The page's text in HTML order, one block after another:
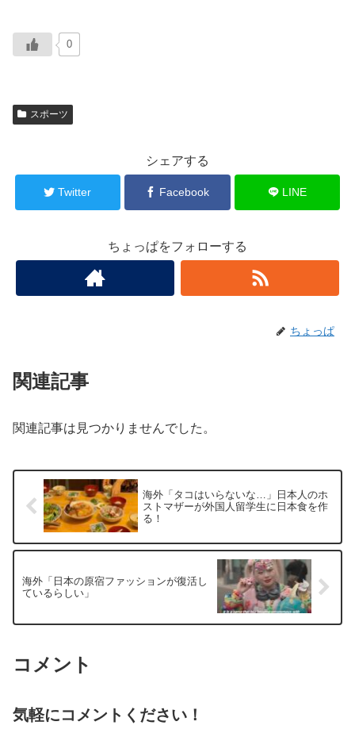
0
スポーツ
シェアする
Twitter Facebook LINE
ちょっぱをフォローする
ちょっぱ
関連記事
関連記事は見つかりませんでした。
海外「タコはいらないな…」日本人のホ
ストマザーが外国人留学生に日本食を作
る！
海外「日本の原宿ファッションが復活し
ているらしい」
コメント
気軽にコメントください！